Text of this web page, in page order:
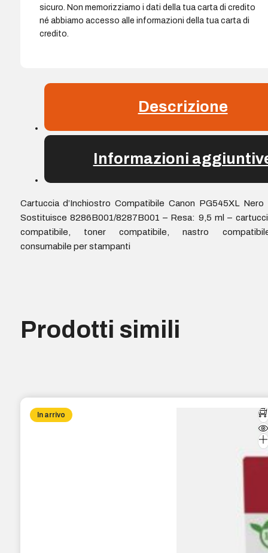
sicuro. Non memorizziamo i dati della tua carta di credito
né abbiamo accesso alle informazioni della tua carta di
credito.
Descrizione
Informazioni
Cartuccia d’Inchiostro Compatibile Canon PG545XL Nero
Sostituisce 8286B001/8287B001 – Resa: 9,5 ml –
compatibile, toner compatibile, nastro
consumabile per stampanti
Prodotti simili
In arrivo